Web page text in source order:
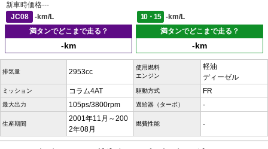
新車時価格---
JC08
-km/L 10・15
-km/L
満タンでどこまで走る？
-km
満タンでどこまで走る？
-km
排気量 2953cc
使用燃料
エンジン
軽油
ディーゼル
ミッション コラム4AT 駆動方式 FR
最大出力 105ps/3800rpm 過給器（ターボ） -
生産期間
2001年11月～200
2年08月
燃費性能 -